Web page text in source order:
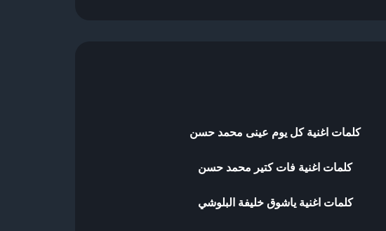
كلمات اغنية كل يوم عينى محمد حسن
كلمات اغنية فات كتير محمد حسن
كلمات اغنية ياشوق خليفة البلوشي